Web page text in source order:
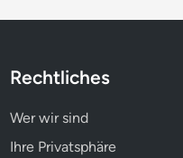
Rechtliches
Wer wir sind
Ihre Privatsphäre